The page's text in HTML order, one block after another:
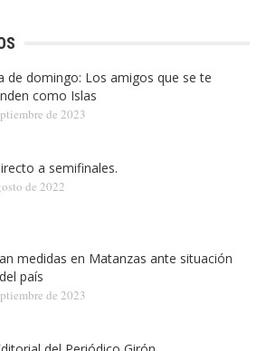
de domingo: Los amigos que se te
como Islas
de 2023
a semifinales.
de 2022
medidas en Matanzas ante situación
país
de 2023